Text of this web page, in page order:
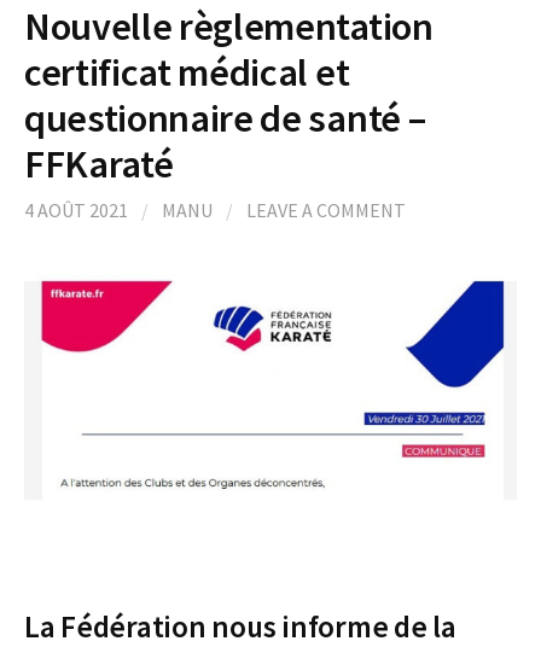
Nouvelle règlementation
certificat médical et
questionnaire de santé –
FFKaraté
4 AOÛT 2021 / MANU / LEAVE A COMMENT
La Fédération nous informe de la